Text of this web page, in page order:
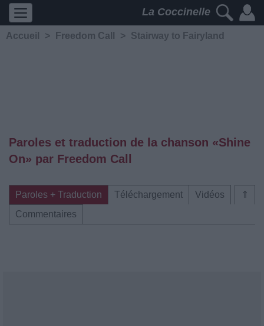
La Coccinelle
Accueil > Freedom Call > Stairway to Fairyland
Paroles et traduction de la chanson «Shine
On» par Freedom Call
⇑
Paroles + Traduction Téléchargement
Vidéos
Commentaires